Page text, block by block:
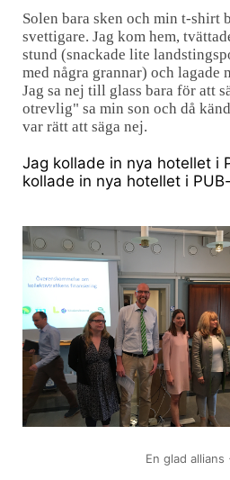
Solen bara sken och min t-shirt
svettigare. Jag kom hem,
stund (snackade lite
med några grannar) och lagade
Jag sa nej till glass bara för att
otrevlig" sa min son och då
var rätt att säga nej.
Jag kollade in nya hotellet i
kollade in nya hotellet i
En glad allians